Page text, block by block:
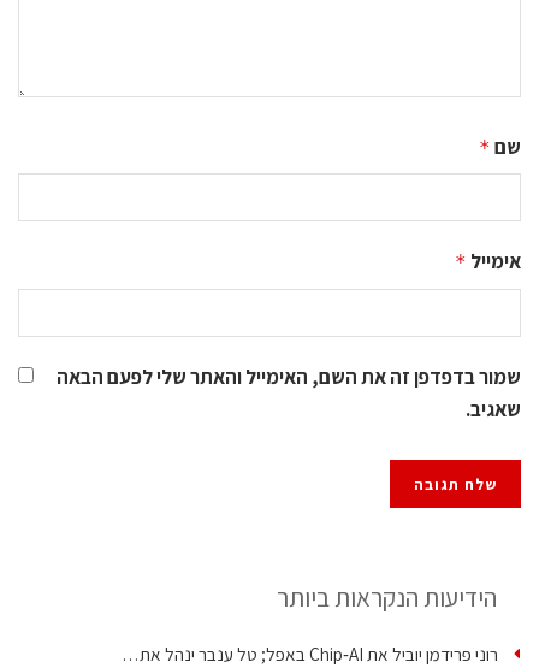
שם *
אימייל *
שמור בדפדפן זה את השם, האימייל והאתר שלי לפעם הבאה
שאגיב.
הידיעות הנקראות ביותר
רוני פרידמן יוביל את Chip‑AI באפל; טל ענבר ינהל את…